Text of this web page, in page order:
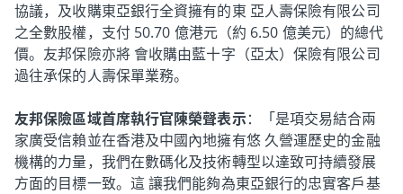
協議，及收購東亞銀行全資擁有的東 亞人壽保險有限公司
之全數股權，支付 50.70 億港元（約 6.50 億美元）的總代
價。友邦保險亦將 會收購由藍十字（亞太）保險有限公司
過往承保的人壽保單業務。
友邦保險區域首席執行官陳榮聲表示：「是項交易結合兩
家廣受信賴並在香港及中國內地擁有悠 久營運歷史的金融
機構的力量，我們在數碼化及技術轉型以達致可持續發展
方面的目標一致。這 讓我們能夠為東亞銀行的忠實客戶基